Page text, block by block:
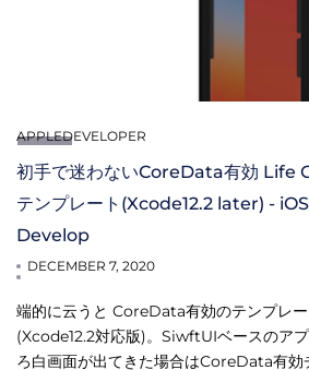
APPLEDEVELOPER
初手で迷わないCoreData有効 Life
テンプレート(Xcode12.2 later) -
Develop
DECEMBER 7, 2020
端的に云うと CoreData有効のテンプレ
(Xcode12.2対応版)。SiwftUIベースのア
ろ白画面が出てきた場合はCoreData有効